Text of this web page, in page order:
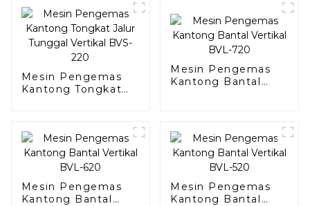
Mesin Pengemas
Kantong Tongkat
Mesin Pengemas
Kantong Bantal
Mesin Pengemas
Kantong Bantal
Mesin Pengemas
Kantong Bantal